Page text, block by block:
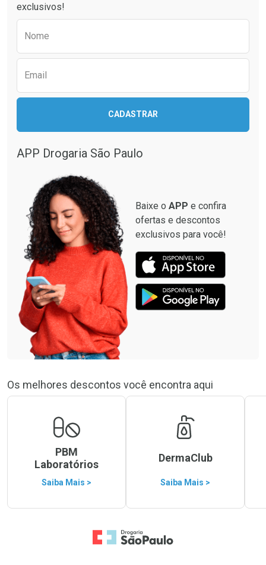
exclusivos!
Nome
Email
CADASTRAR
APP Drogaria São Paulo
Baixe o APP e confira
ofertas e descontos
exclusivos para você!
Os melhores descontos você encontra aqui
PBM
Laboratórios
Saiba Mais >
DermaClub
Saiba Mais >
Ir para a Home